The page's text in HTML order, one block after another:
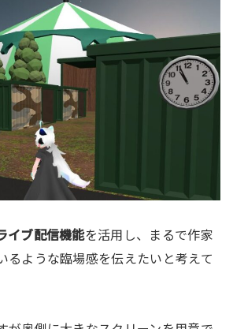
イブ配信機能を活用し、まるで作家
るような臨場感を伝えたいと考えて